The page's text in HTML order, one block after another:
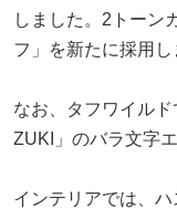
しました。2トーン
フ」を新たに採用し
なお、タフワイル
ZUKI」のバラ文字
インテリアでは、